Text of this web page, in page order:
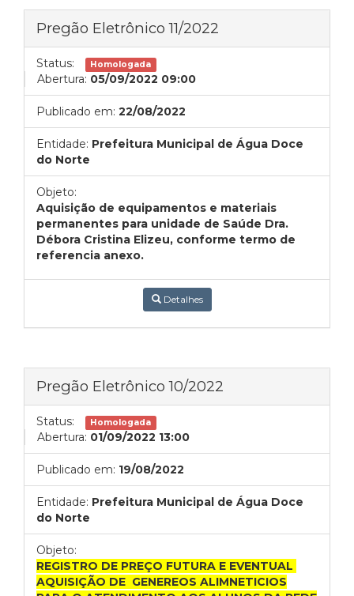
Pregão Eletrônico 11/2022
Status: Homologada
Abertura: 05/09/2022 09:00
Publicado em: 22/08/2022
Entidade: Prefeitura Municipal de Água Doce
do Norte
Objeto:
Aquisição de equipamentos e materiais
permanentes para unidade de Saúde Dra.
Débora Cristina Elizeu, conforme termo de
referencia anexo.
Detalhes
Pregão Eletrônico 10/2022
Status: Homologada
Abertura: 01/09/2022 13:00
Publicado em: 19/08/2022
Entidade: Prefeitura Municipal de Água Doce
do Norte
Objeto:
REGISTRO DE PREÇO FUTURA E EVENTUAL
AQUISIÇÃO DE GENEREOS ALIMNETICIOS